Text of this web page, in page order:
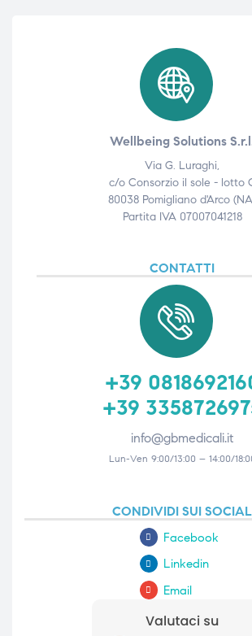
e
Wellbeing Solutions
Via G. Luraghi,
c/o Consorzio il sole - lotto
80038 Pomigliano d'Arco
Partita IVA 07007041218
CONTATTI
+39
+39
info@gbmedicali.it
Lun-Ven 9:00/13:00 – 14:00/
CONDIVIDI SUI SOCIAL
Facebook
Linkedin
Email
e